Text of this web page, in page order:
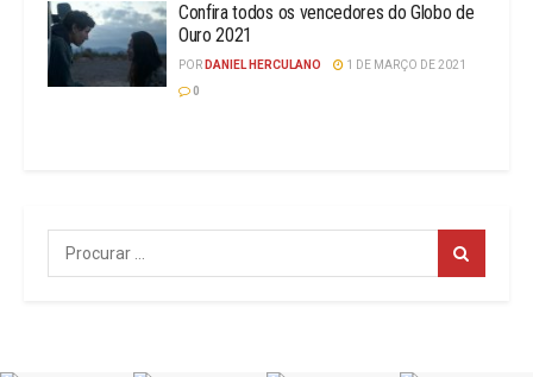
Confira todos os vencedores do Globo de
Ouro 2021
POR DANIEL HERCULANO
1 DE MARÇO DE 2021
0